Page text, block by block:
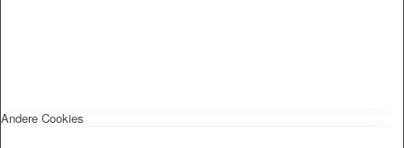
Andere Cookies